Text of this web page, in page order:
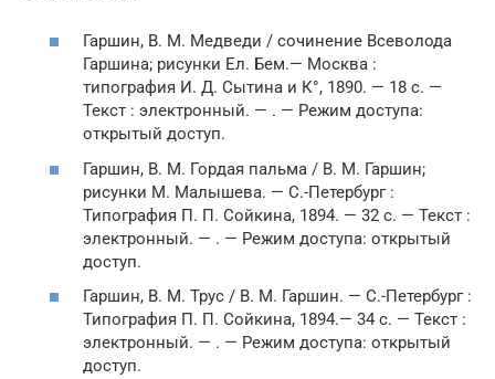
Гаршин, В. М. Медведи / сочинение Всеволода
Гаршина; рисунки Ел. Бем.— Москва :
типография И. Д. Сытина и К°, 1890. — 18 с. —
Текст : электронный. — . — Режим доступа:
открытый доступ.
Гаршин, В. М. Гордая пальма / В. М. Гаршин;
рисунки М. Малышева. — С.-Петербург :
Типография П. П. Сойкина, 1894. — 32 с. — Текст :
электронный. — . — Режим доступа: открытый
доступ.
Гаршин, В. М. Трус / В. М. Гаршин. — С.-Петербург :
Типография П. П. Сойкина, 1894.— 34 с. — Текст :
электронный. — . — Режим доступа: открытый
доступ.